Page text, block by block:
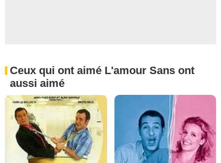
Ceux qui ont aimé L'amour Sans ont
aussi aimé